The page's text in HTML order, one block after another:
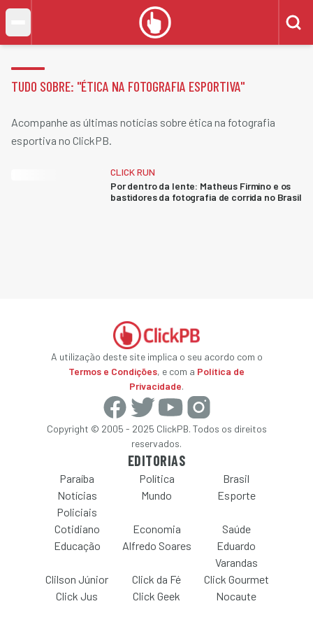
TUDO SOBRE: "ÉTICA NA FOTOGRAFIA ESPORTIVA"
Acompanhe as últimas notícias sobre ética na fotografia
esportiva no ClickPB.
CLICK RUN
Por dentro da lente: Matheus Firmino e os
bastidores da fotografia de corrida no Brasil
A utilização deste site implica o seu acordo com o
Termos e Condições, e com a Política de
Privacidade.
Copyright © 2005 - 2025 ClickPB. Todos os direitos
reservados.
EDITORIAS
Paraíba Política
Brasil
Notícias
Policiais
Mundo Esporte
Cotidiano Economia
Saúde
Educação
Alfredo Soares
Eduardo
Varandas
Clilson Júnior
Click da Fé
Click Gourmet
Click Jus
Click Geek Nocaute